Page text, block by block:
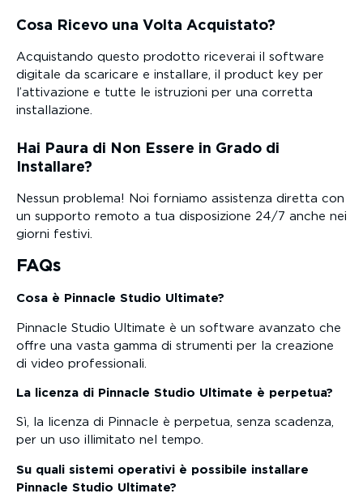
Cosa Ricevo una Volta Acquistato?
Acquistando questo prodotto riceverai il software
digitale da scaricare e installare, il product key per
l’attivazione e tutte le istruzioni per una corretta
installazione.
Hai Paura di Non Essere in Grado di
Installare?
Nessun problema! Noi forniamo assistenza diretta con
un supporto remoto a tua disposizione 24/7 anche nei
giorni festivi.
FAQs
Cosa è Pinnacle Studio Ultimate?
Pinnacle Studio Ultimate è un software avanzato che
offre una vasta gamma di strumenti per la creazione
di video professionali.
La licenza di Pinnacle Studio Ultimate è perpetua?
Sì, la licenza di Pinnacle è perpetua, senza scadenza,
per un uso illimitato nel tempo.
Su quali sistemi operativi è possibile installare
Pinnacle Studio Ultimate?